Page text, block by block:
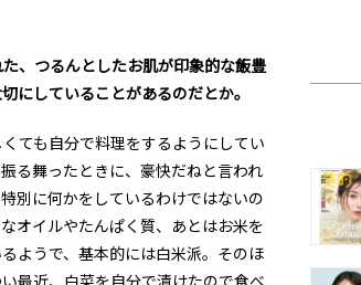
、つるんとしたお肌が印象的な飯豊
にしていることがあるのだとか。
ても自分で料理をするようにしてい
る舞ったときに、豪快だねと言われ
別に何かをしているわけではないの
オイルやたんぱく質、あとはお米を
ようで、基本的には白米派。そのほ
最近、白菜を自分で漬けたので食べ